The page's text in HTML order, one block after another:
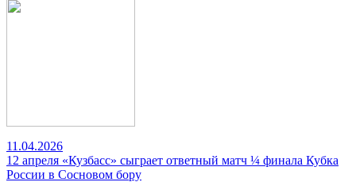
11.04.2026
12 апреля «Кузбасс» сыграет ответный матч ¼ финала Кубка
России в Сосновом бору